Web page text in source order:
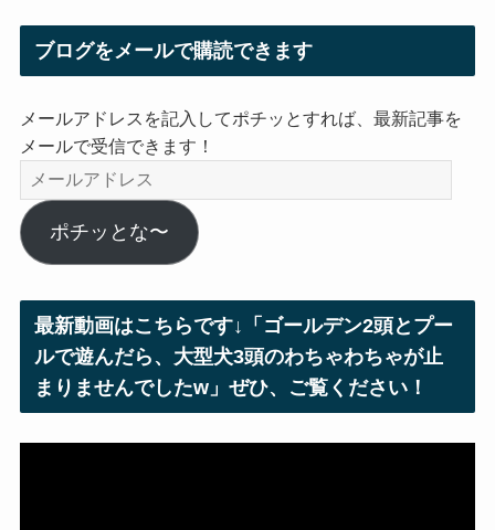
ブログをメールで購読できます
メールアドレスを記入してポチッとすれば、最新記事を
メールで受信できます！
メ
ー
ル
ア
ス
ポチッとな〜
最新動画はこちらです↓「ゴールデン2頭とプー
ルで遊んだら、大型犬3頭のわちゃわちゃが止
まりませんでしたw」ぜひ、ご覧ください！